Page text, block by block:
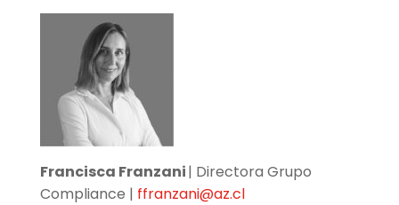
Francisca Franzani| Directora Grupo
Compliance | ffranzani@az.cl